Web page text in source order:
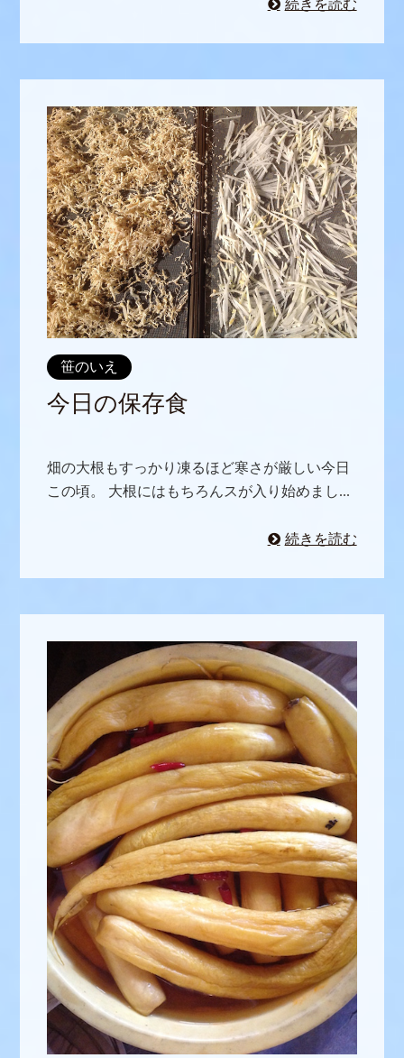
続きを読む
笹のいえ
今日の保存食
畑の大根もすっかり凍るほど寒さが厳しい今日
この頃。 大根にはもちろんスが入り始めまし...
続きを読む